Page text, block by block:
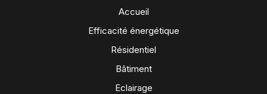
Accueil
Efficacité énergétique
Résidentiel
Bâtiment
Eclairage